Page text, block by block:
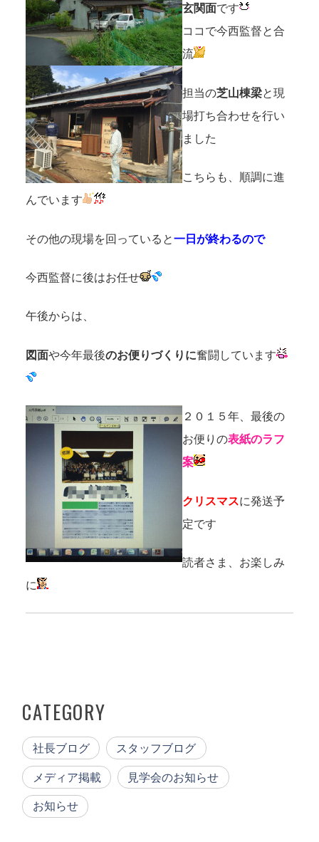
玄関面です
ココで今西監督と合
流
担当の芝山棟梁と現
場打ち合わせを行い
ました
こちらも、順調に進
んでいます
その他の現場を回っていると一日が終わるので
今西監督に後はお任せ
午後からは、
図面や今年最後のお便りづくりに奮闘しています
２０１５年、最後の
お便りの表紙のラフ
案
クリスマスに発送予
定です
読者さま、お楽しみ
に
CATEGORY
社長ブログ スタッフブログ
メディア掲載 見学会のお知らせ
お知らせ